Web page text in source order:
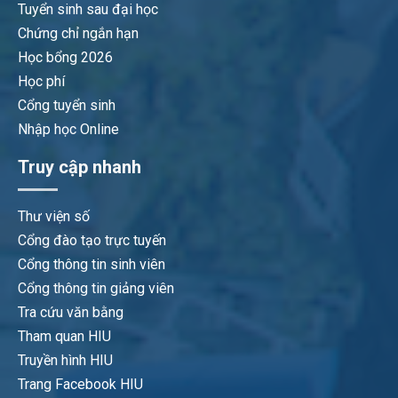
Tuyển sinh sau đại học
Chứng chỉ ngắn hạn
Học bổng 2026
Học phí
Cổng tuyển sinh
Nhập học Online
Truy cập nhanh
Thư viện số
Cổng đào tạo trực tuyến
Cổng thông tin sinh viên
Cổng thông tin giảng viên
Tra cứu văn bằng
Tham quan HIU
Truyền hình HIU
Trang Facebook HIU